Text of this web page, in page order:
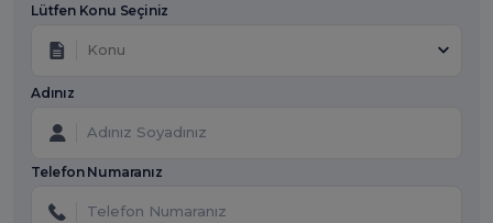
Lütfen Konu Seçiniz
Konu
Adınız
Telefon Numaranız